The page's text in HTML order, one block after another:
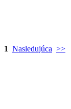
1 Nasledujúca >>